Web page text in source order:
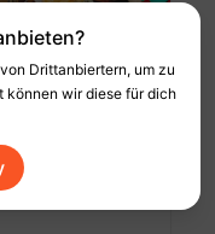
Drittanbiertern, um zu
können wir diese für dich